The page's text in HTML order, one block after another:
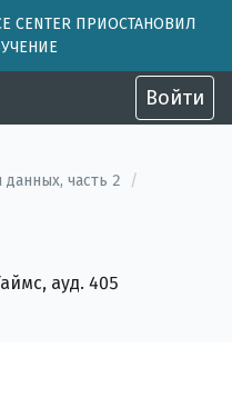
CENTER ПРИОСТАНОВИЛ
Войти
часть 2
/
ауд. 405